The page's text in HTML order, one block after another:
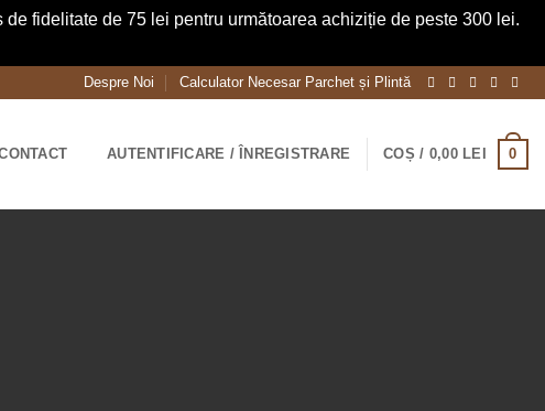
fidelitate de 75 lei pentru următoarea achiziție de peste 300 lei.
Despre Noi Calculator Necesar Parchet și Plintă
AUTENTIFICARE / ÎNREGISTRARE COȘ / 0,00 LEI 0